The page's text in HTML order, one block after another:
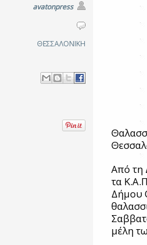
avatonpress
ΘΕΣΣΑΛΟΝΙΚΗ
Από τη
τα
Δήμου
μέλη